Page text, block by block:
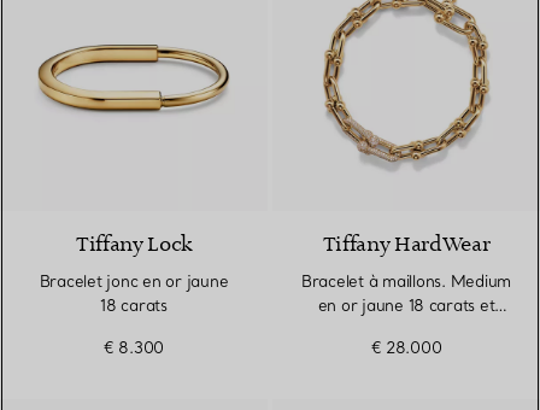
5 Matériaux
Tiffany Lock
Bracelet jonc en or jaune
18 carats
€ 8.300
Tiffany HardWear
Bracelet à maillons. Medium
en or jaune 18 carats et
€ 28.000